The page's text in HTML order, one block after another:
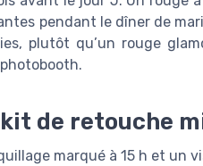
pendant le dîner de
plutôt qu’un rouge
de retouche
marqué à 15 h et un